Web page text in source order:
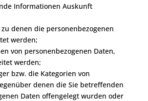
Informationen Auskunft
zu denen die personenbezogenen
werden;
von personenbezogenen Daten,
werden;
bzw. die Kategorien von
denen die Sie betreffenden
Daten offengelegt wurden oder